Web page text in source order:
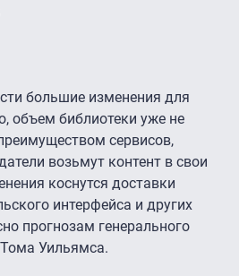
большие изменения для
объем библиотеки уже не
сервисов,
возьмут контент в свои
коснутся доставки
интерфейса и других
прогнозам генерального
Уильямса.